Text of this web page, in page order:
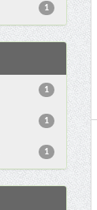
1
1
1
1